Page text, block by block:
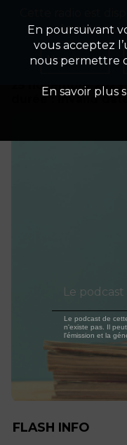
Détails De
25 novembre 2023
durée : Invalid
FLASH INFO
En poursuivant
vous acceptez
nous permettre
En savoir plus
Appuyez
Non merci
Le
Le podcast de
n'existe pas. Il
l'émission et la